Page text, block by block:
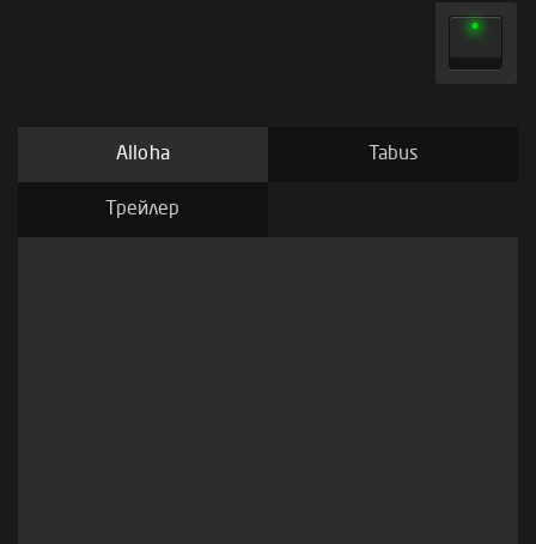
Alloha Tabus
Трейлер